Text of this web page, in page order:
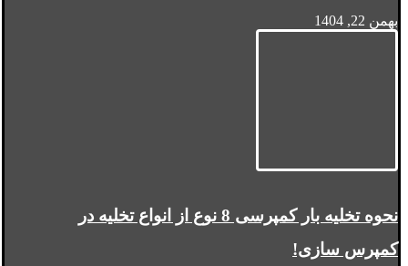
بهمن 22, 1404
نحوه تخلیه بار کمپرسی 8 نوع از انواع تخلیه در
کمپرس سازی!